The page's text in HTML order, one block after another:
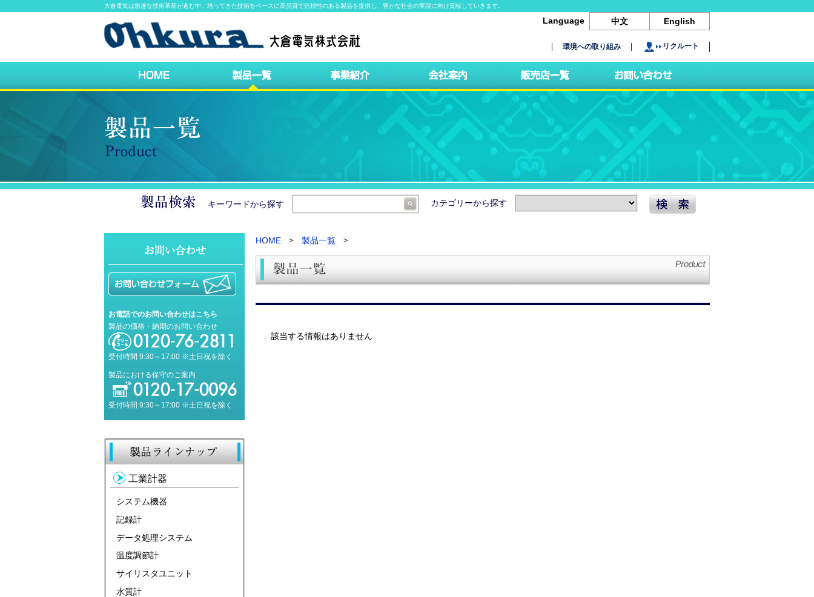
大倉電気は急速な技術革新が進む中、培ってきた技術をベースに高品質で信頼性のある製品を提供し、豊かな社会の実現に向け貢献していきます。
Language 中文 English
環境への取り組み リクルート
キーワードから探す カテゴリーから探す
HOME 製品一覧
該当する情報はありません
お電話でのお問い合わせはこちら
製品の価格・納期のお問い合わせ
受付時間 9:30～17:00 ※土日祝を除く
製品における保守のご案内
受付時間 9:30～17:00 ※土日祝を除く
工業計器
システム機器
記録計
データ処理システム
温度調節計
サイリスタユニット
水質計